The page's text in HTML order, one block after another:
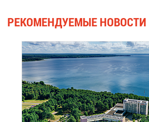
РЕ­КО­МЕН­ДУ­Е­МЫЕ НО­ВО­СТИ